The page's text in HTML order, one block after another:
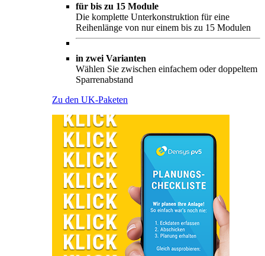
für bis zu 15 Module
Die komplette Unterkonstruktion für eine
Reihenlänge von nur einem bis zu 15 Modulen
in zwei Varianten
Wählen Sie zwischen einfachem oder doppeltem
Sparrenabstand
Zu den UK-Paketen